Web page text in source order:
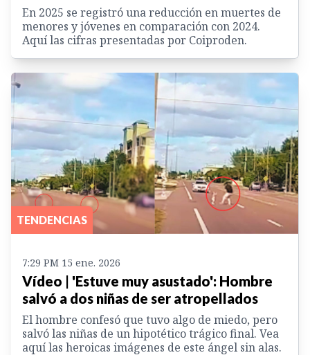
En 2025 se registró una reducción en muertes de
menores y jóvenes en comparación con 2024.
Aquí las cifras presentadas por Coiproden.
TENDENCIAS
7:29 PM 15 ene. 2026
Vídeo | 'Estuve muy asustado': Hombre
salvó a dos niñas de ser atropellados
El hombre confesó que tuvo algo de miedo, pero
salvó las niñas de un hipotético trágico final. Vea
aquí las heroicas imágenes de este ángel sin alas.